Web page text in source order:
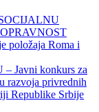
položaja Roma i
Javni konkurs za
razvoja privrednih
Republike Srbije